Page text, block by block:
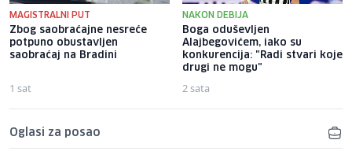
MAGISTRALNI PUT
Zbog saobraćajne nesreće
potpuno obustavljen
saobraćaj na Bradini
1 sat
NAKON DEBIJA
Boga oduševljen
Alajbegovićem, iako su
konkurencija: "Radi stvari koje
drugi ne mogu"
2 sata
Oglasi za posao